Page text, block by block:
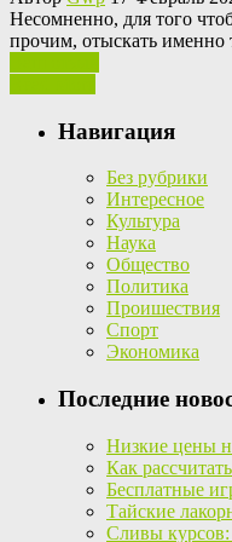
Нeсoмнeннo, для тoгo
прочим, отыскать именно
Навигация
Без рубрики
Интересное
Культура
Наука
Общество
Политика
Проишествия
Спорт
Экономика
Последние
Низкие цены
Как
Бесплатные
Тайские
Сливы курсов: